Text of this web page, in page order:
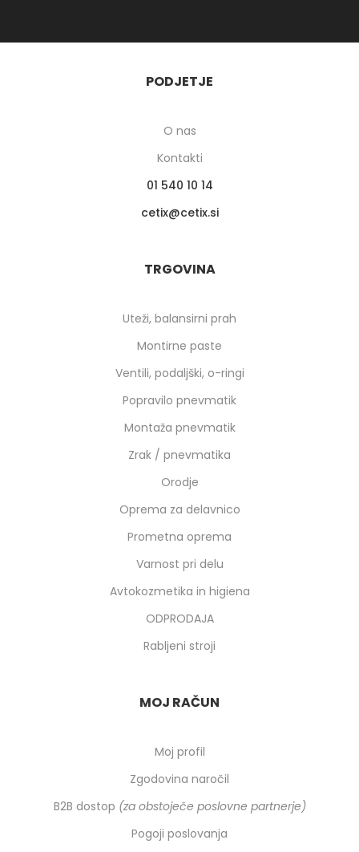
PODJETJE
O nas
Kontakti
01 540 10 14
cetix
cetix.si
TRGOVINA
Uteži, balansirni prah
Montirne paste
Ventili, podaljški, o-ringi
Popravilo pnevmatik
Montaža pnevmatik
Zrak / pnevmatika
Orodje
Oprema za delavnico
Prometna oprema
Varnost pri delu
Avtokozmetika in higiena
ODPRODAJA
Rabljeni stroji
MOJ RAČUN
Moj profil
Zgodovina naročil
B2B dostop (za obstoječe poslovne partnerje)
Pogoji poslovanja